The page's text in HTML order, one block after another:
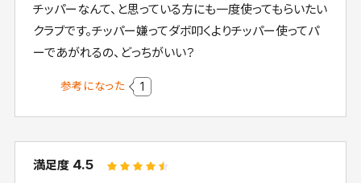
チッパーなんて、と思っている方にも一度使ってもらいたい
クラブです。チッパー嫌ってダボ叩くよりチッパー使ってパ
ーであがれるの、どっちがいい？
参考になった 1
満足度 4.5